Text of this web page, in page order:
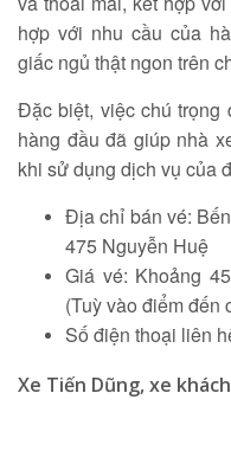
hợp với nhu cầu của
giấc ngủ thật ngon trên
Đặc biệt, việc chú trọng
hàng đầu đã giúp nhà
khi sử dụng dịch vụ của
Địa chỉ bán vé:
475 Nguyễn Huệ
Giá vé: Khoảng
(Tuỳ vào điểm đến
Số điện thoại liên
Xe Tiến Dũng, xe